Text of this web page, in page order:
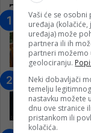
Vaši će se
uređaja
uređaja) može
partnera ili ih
partneri
geolociranju.
Neki dobavljači
temelju
nastavku možete
dnu ove stranice
pristankom ili
kolačića.